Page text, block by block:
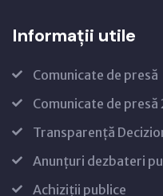
Informații utile
Comunicate de presă
Comunicate de presă
Transparență
Anunțuri dezbateri
Achiziții publice